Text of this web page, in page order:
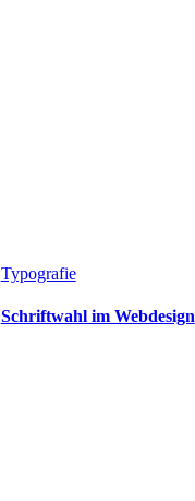
Typografie
Schriftwahl im Webdesign